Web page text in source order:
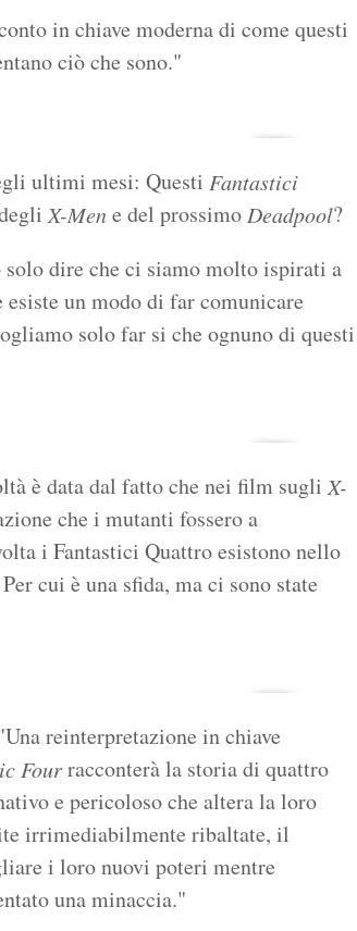
in chiave moderna di come questi
ciò che sono."
ultimi mesi: Questi Fantastici
X-Mene del prossimoDeadpool?
dire che ci siamo molto ispirati a
un modo di far comunicare
solo far si che ognuno di questi
è data dal fatto che nei film sugli X-
che i mutanti fossero a
i Fantastici Quattro esistono nello
cui è una sfida, ma ci sono state
reinterpretazione in chiave
Fourracconterà la storia di quattro
e pericoloso che altera la loro
irrimediabilmente ribaltate, il
i loro nuovi poteri mentre
una minaccia."